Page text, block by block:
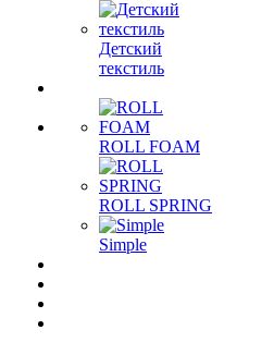
Детский
текстиль
ROLL FOAM
ROLL SPRING
Simple